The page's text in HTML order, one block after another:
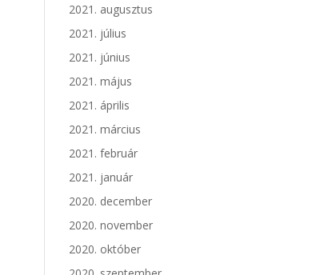
2021. augusztus
2021. július
2021. június
2021. május
2021. április
2021. március
2021. február
2021. január
2020. december
2020. november
2020. október